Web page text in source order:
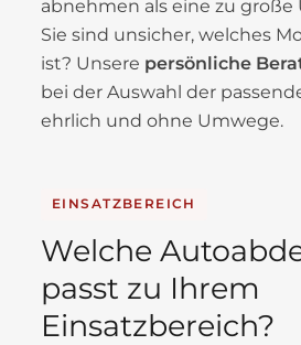
abnehmen als eine zu große
Sie sind unsicher, welches
ist? Unsere persönliche
bei der Auswahl der
ehrlich und ohne Umwege.
EINSATZBEREICH
Welche
passt zu Ihrem
Einsatzbereich?